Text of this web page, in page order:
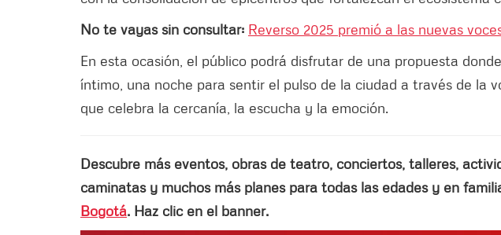
No te vayas sin consultar: Reverso 2025 premió a las nuevas
En esta ocasión, el público podrá disfrutar de una propuesta
íntimo, una noche para sentir el pulso de la ciudad a través de la
que celebra la cercanía, la escucha y la emoción.
Descubre más eventos, obras de teatro, conciertos, talleres,
caminatas y muchos más planes para todas las edades y en
Bogotá. Haz clic en el banner.